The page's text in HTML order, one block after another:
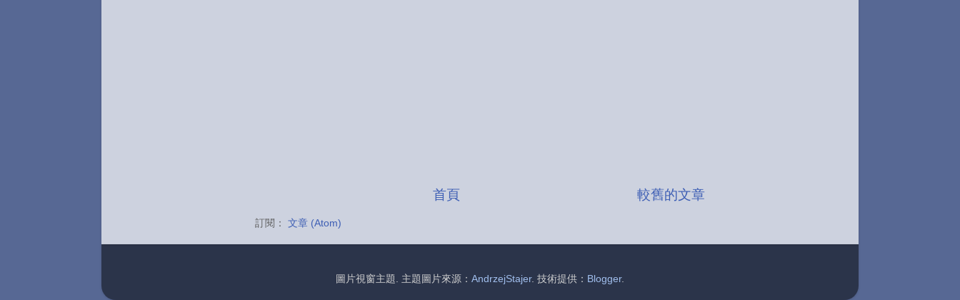
較舊的文章
首頁
訂閱： 文章 (Atom)
圖片視窗主題. 主題圖片來源： AndrzejStajer. 技術提供： Blogger.